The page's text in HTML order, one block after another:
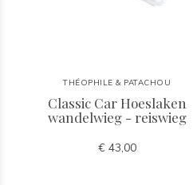
THÉOPHILE & PATACHOU
Classic Car Hoeslaken
wandelwieg - reiswieg
€ 43,00